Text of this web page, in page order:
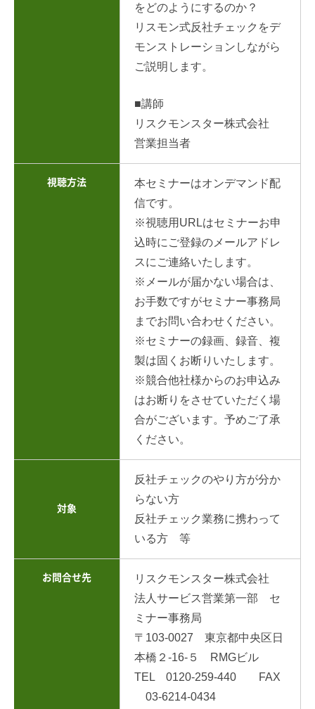
をどのようにするのか？
リスモン式反社チェックをデ
モンストレーションしながら
ご説明します。
■講師
リスクモンスター株式会社
営業担当者
視聴方法
本セミナーはオンデマンド配
信です。
※視聴用URLはセミナーお申
込時にご登録のメールアドレ
スにご連絡いたします。
※メールが届かない場合は、
お手数ですがセミナー事務局
までお問い合わせください。
※セミナーの録画、録音、複
製は固くお断りいたします。
※競合他社様からのお申込み
はお断りをさせていただく場
合がございます。予めご了承
ください。
対象
反社チェックのやり方が分か
らない方
反社チェック業務に携わって
いる方 等
お問合せ先
リスクモンスター株式会社
法人サービス営業第一部 セ
ミナー事務局
〒103-0027 東京都中央区日
本橋２-16-５ RMGビル
TEL 0120-259-440 FAX
03-6214-0434